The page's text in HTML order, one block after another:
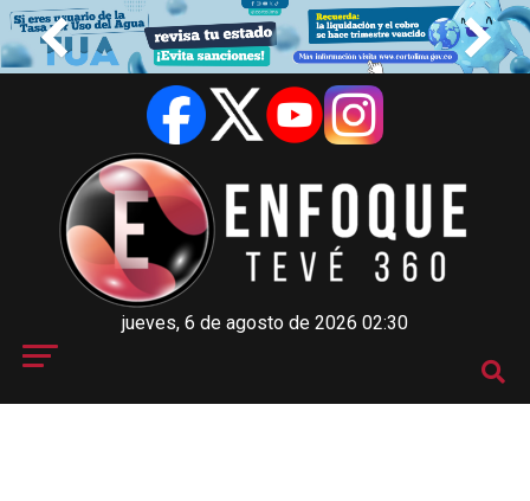
jueves, 6 de agosto de 2026 02:30